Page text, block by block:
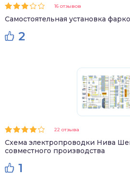
16 отзывов
Самостоятельная установка
2
22 отзыва
Схема электропроводки Нива
совместного производства
1